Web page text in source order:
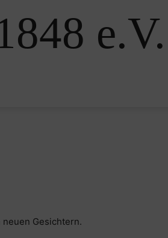
e.V.
Gesichtern.